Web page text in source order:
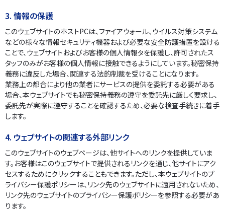
3. 情報の保護
このウェブサイトのホストPCは、ファイアウォール、ウイルス対策システム
などの様々な情報セキュリティ機器および必要な安全防護措置を設ける
ことで、ウェブサイトおよびお客様の個人情報タを保護し、許可されたス
タッフのみがお客様の個人情報に接触できるようにしています。秘密保持
義務に違反した場合、関連する法的制裁を受けることになります。
業務上の都合により他の業者にサービスの提供を委託する必要がある
場合、本ウェブサイトでも秘密保持義務の遵守を委託先に厳しく要求し、
委託先が実際に遵守することを確認するため、必要な検査手続きに着手
します。
4. ウェブサイトの関連する外部リンク
このウェブサイトのウェブページは、他サイトへのリンクを提供していま
す。お客様はこのウェブサイトで提供されるリンクを通じ、他サイトにアク
セスするためにクリックすることもできます。ただし、本ウェブサイトのプ
ライバシー保護ポリシーは、リンク先のウェブサイトに適用されないため、
リンク先のウェブサイトのプライバシー保護ポリシーを参照する必要があ
ります。